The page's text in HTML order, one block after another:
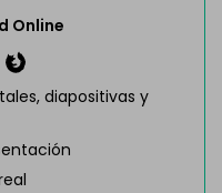
Online
diapositivas y